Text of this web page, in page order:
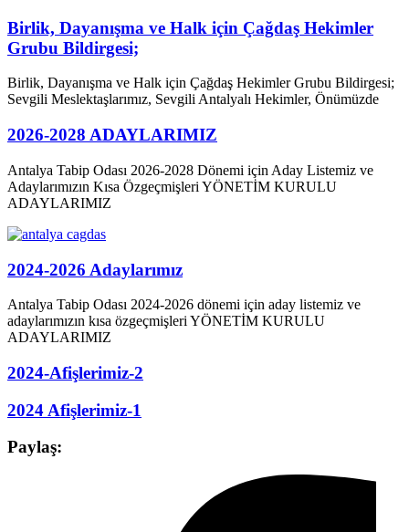
Birlik, Dayanışma ve Halk için Çağdaş Hekimler
Grubu Bildirgesi;
Birlik, Dayanışma ve Halk için Çağdaş Hekimler Grubu Bildirgesi;
Sevgili Meslektaşlarımız, Sevgili Antalyalı Hekimler, Önümüzde
2026-2028 ADAYLARIMIZ
Antalya Tabip Odası 2026-2028 Dönemi için Aday Listemiz ve
Adaylarımızın Kısa Özgeçmişleri YÖNETİM KURULU
ADAYLARIMIZ
2024-2026 Adaylarımız
Antalya Tabip Odası 2024-2026 dönemi için aday listemiz ve
adaylarımızın kısa özgeçmişleri YÖNETİM KURULU
ADAYLARIMIZ
2024-Afişlerimiz-2
2024 Afişlerimiz-1
Paylaş: